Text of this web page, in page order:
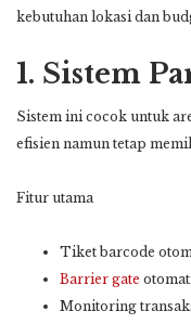
kebutuhan lokasi dan
1. Sistem
Sistem ini cocok untuk
efisien namun tetap
Fitur utama
Tiket barcode
Barrier gate
Monitoring